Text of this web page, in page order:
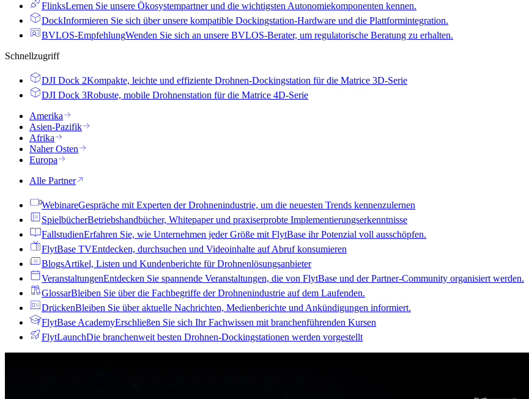
FlinksLernen Sie unsere Ökosystempartner und die wichtigsten Autonomiekomponenten kennen.
DockInformieren Sie sich über unsere kompatible Dockingstation-Hardware und die Plattformintegration.
BVLOS-EmpfehlungWenden Sie sich an unsere BVLOS-Berater, um regulatorische Beratung zu erhalten.
Schnellzugriff
DJI Dock 2Kompakte, leichte und effiziente Drohnen-Dockingstation für die Matrice 3D-Serie
DJI Dock 3Robuste, mobile Drohnenstation für die Matrice 4D-Serie
Amerika
Asien-Pazifik
Afrika
Naher Osten
Europa
Alle Partner
WebinareGespräche mit Experten der Drohnenindustrie, um die neuesten Trends kennenzulernen
SpielbücherBetriebshandbücher, Whitepaper und praxiserprobte Implementierungserkenntnisse
FallstudienErfahren Sie, wie Unternehmen jeder Größe mit FlytBase ihr Potenzial voll ausschöpfen.
FlytBase TVEntdecken, durchsuchen und Videoinhalte auf Abruf konsumieren
BlogsArtikel, Listen und Kundenberichte für Drohnenlösungsanbieter
VeranstaltungenEntdecken Sie spannende Veranstaltungen, die von FlytBase und der Partner-Community organisiert werden.
GlossarBleiben Sie über die Fachbegriffe der Drohnenindustrie auf dem Laufenden.
DrückenBleiben Sie über aktuelle Nachrichten, Medienberichte und Ankündigungen informiert.
FlytBase AcademyErschließen Sie sich Ihr Fachwissen mit branchenführenden Kursen
FlytLaunchDie branchenweit besten Drohnen-Dockingstationen werden vorgestellt